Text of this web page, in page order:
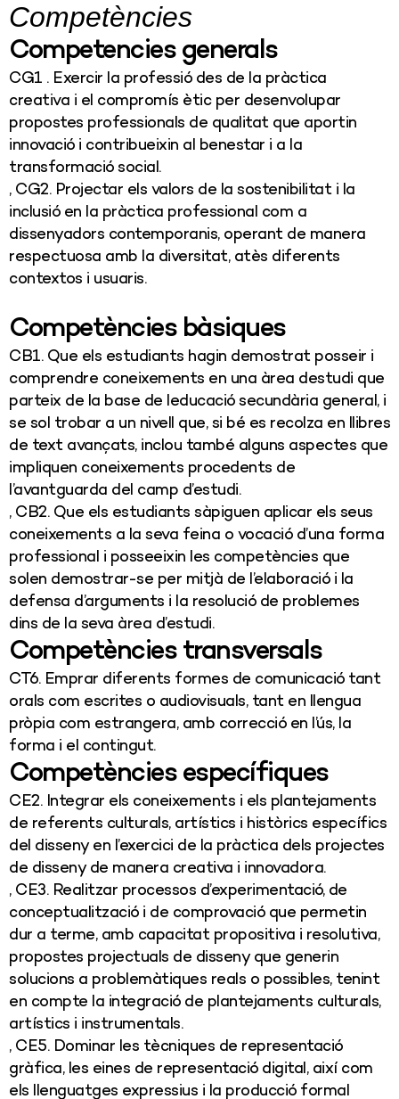
Competències
Competencies generals
CG1 . Exercir la professió des de la pràctica
creativa i el compromís ètic per desenvolupar
propostes professionals de qualitat que aportin
innovació i contribueixin al benestar i a la
transformació social.
, CG2. Projectar els valors de la sostenibilitat i la
inclusió en la pràctica professional com a
dissenyadors contemporanis, operant de manera
respectuosa amb la diversitat, atès diferents
contextos i usuaris.
Competències bàsiques
CB1. Que els estudiants hagin demostrat posseir i
comprendre coneixements en una àrea destudi que
parteix de la base de leducació secundària general, i
se sol trobar a un nivell que, si bé es recolza en llibres
de text avançats, inclou també alguns aspectes que
impliquen coneixements procedents de
l’avantguarda del camp d’estudi.
, CB2. Que els estudiants sàpiguen aplicar els seus
coneixements a la seva feina o vocació d’una forma
professional i posseeixin les competències que
solen demostrar-se per mitjà de l’elaboració i la
defensa d’arguments i la resolució de problemes
dins de la seva àrea d’estudi.
Competències transversals
CT6. Emprar diferents formes de comunicació tant
orals com escrites o audiovisuals, tant en llengua
pròpia com estrangera, amb correcció en l’ús, la
forma i el contingut.
Competències específiques
CE2. Integrar els coneixements i els plantejaments
de referents culturals, artístics i històrics específics
del disseny en l’exercici de la pràctica dels projectes
de disseny de manera creativa i innovadora.
, CE3. Realitzar processos d’experimentació, de
conceptualització i de comprovació que permetin
dur a terme, amb capacitat propositiva i resolutiva,
propostes projectuals de disseny que generin
solucions a problemàtiques reals o possibles, tenint
en compte la integració de plantejaments culturals,
artístics i instrumentals.
, CE5. Dominar les tècniques de representació
gràfica, les eines de representació digital, així com
els llenguatges expressius i la producció formal